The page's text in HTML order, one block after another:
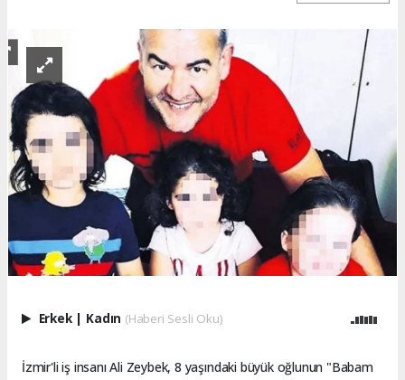
Erkek | Kadın (Haberi Sesli Oku)
İzmir'li iş insanı Ali Zeybek, 8 yaşındaki büyük oğlunun "Babam